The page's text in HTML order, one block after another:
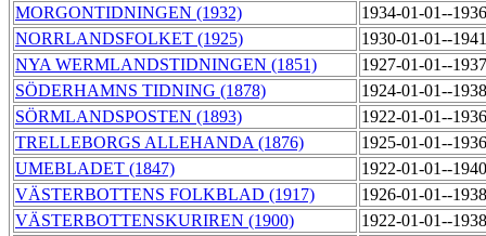
MORGONTIDNINGEN (1932)
1934-01-01--
NORRLANDSFOLKET (1925)
1930-01-01--
NYA WERMLANDSTIDNINGEN (1851)
1927-01-01--
SÖDERHAMNS TIDNING (1878)
1924-01-01--
SÖRMLANDSPOSTEN (1893)
1922-01-01--
TRELLEBORGS ALLEHANDA (1876)
1925-01-01--
UMEBLADET (1847)
1922-01-01--
VÄSTERBOTTENS FOLKBLAD (1917)
1926-01-01--
VÄSTERBOTTENSKURIREN (1900)
1922-01-01--